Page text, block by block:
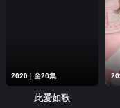
2020 | 全20集
此爱如歌